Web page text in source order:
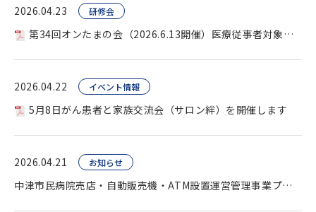
2026.04.23 研修会
第34回オンたまの会（2026.6.13開催）医療従事者対象を開催します。
2026.04.22 イベント情報
5月8日がん患者と家族交流会（サロン絆）を開催します
2026.04.21 お知らせ
中津市民病院売店・自動販売機・ATM設置運営管理事業プロポーザル（公告）